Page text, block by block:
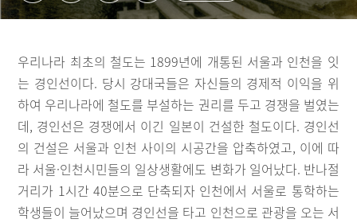
우리나라 최초의 철도는 1899년에 개통된 서울과 인천을 잇
는 경인선이다. 당시 강대국들은 자신들의 경제적 이익을 위
하여 우리나라에 철도를 부설하는 권리를 두고 경쟁을 벌였는
데, 경인선은 경쟁에서 이긴 일본이 건설한 철도이다. 경인선
의 건설은 서울과 인천 사이의 시공간을 압축하였고, 이에 따
라 서울·인천시민들의 일상생활에도 변화가 일어났다. 반나절
거리가 1시간 40분으로 단축되자 인천에서 서울로 통학하는
학생들이 늘어났으며 경인선을 타고 인천으로 관광을 오는 서